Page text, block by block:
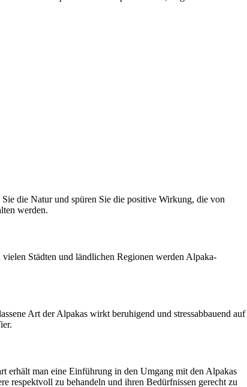
die Natur und spüren Sie die positive Wirkung, die von
werden.
Städten und ländlichen Regionen werden Alpaka-
Art der Alpakas wirkt beruhigend und stressabbauend auf
erhält man eine Einführung in den Umgang mit den Alpakas
respektvoll zu behandeln und ihren Bedürfnissen gerecht zu